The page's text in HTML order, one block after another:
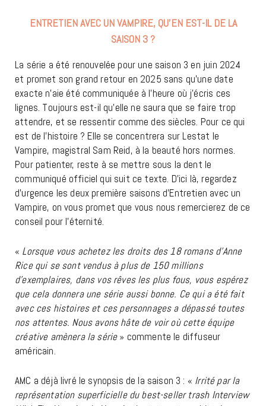
ENTRETIEN AVEC UN VAMPIRE, QU’EN EST-IL DE LA
SAISON 3 ?
La série a été renouvelée pour une saison 3 en juin 2024
et promet son grand retour en 2025 sans qu’une date
exacte n’aie été communiquée à l’heure où j’écris ces
lignes. Toujours est-il qu’elle ne saura que se faire trop
attendre, et se ressentir comme des siècles. Pour ce qui
est de l’histoire ? Elle se concentrera sur Lestat le
Vampire, magistral Sam Reid, à la beauté hors normes.
Pour patienter, reste à se mettre sous la dent le
communiqué officiel qui suit ce texte. D’ici là, regardez
d’urgence les deux première saisons d’Entretien avec un
Vampire, on vous promet que vous nous remercierez de ce
conseil pour l’éternité.
« Lorsque vous achetez les droits des 18 romans d’Anne
Rice qui se sont vendus à plus de 150 millions
d’exemplaires, dans vos rêves les plus fous, vous espérez
que cela donnera une série aussi bonne. Ce qui a été fait
avec ces histoires et ces personnages a dépassé toutes
nos attentes. Nous avons hâte de voir où cette équipe
créative amènera la série» commente le diffuseur
américain.
AMC a déjà livré le synopsis de la saison 3 : « Irrité par la
représentation superficielle du best-seller trash Interview